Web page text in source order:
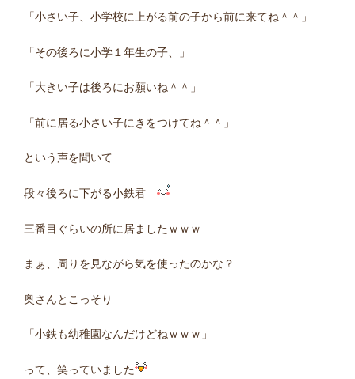
「小さい子、小学校に上がる前の子から前に来てね＾＾」
「その後ろに小学１年生の子、」
「大きい子は後ろにお願いね＾＾」
「前に居る小さい子にきをつけてね＾＾」
という声を聞いて
段々後ろに下がる小鉄君
三番目ぐらいの所に居ましたｗｗｗ
まぁ、周りを見ながら気を使ったのかな？
奥さんとこっそり
「小鉄も幼稚園なんだけどねｗｗｗ」
って、笑っていました